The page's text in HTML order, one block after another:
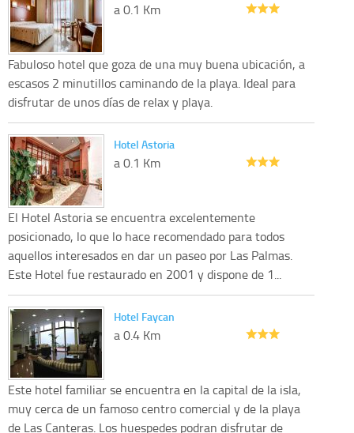
a 0.1 Km
Fabuloso hotel que goza de una muy buena ubicación, a
escasos 2 minutillos caminando de la playa. Ideal para
disfrutar de unos días de relax y playa.
Hotel Astoria
a 0.1 Km
El Hotel Astoria se encuentra excelentemente
posicionado, lo que lo hace recomendado para todos
aquellos interesados en dar un paseo por Las Palmas.
Este Hotel fue restaurado en 2001 y dispone de 1...
Hotel Faycan
a 0.4 Km
Este hotel familiar se encuentra en la capital de la isla,
muy cerca de un famoso centro comercial y de la playa
de Las Canteras. Los huespedes podran disfrutar de